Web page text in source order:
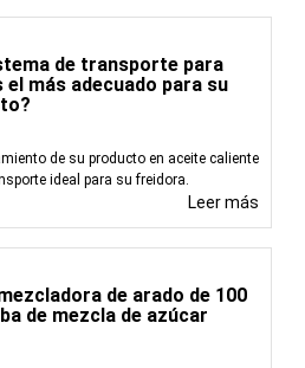
de transporte para
más adecuado para su
de su producto en aceite caliente
ideal para su freidora.
Leer más
de arado de 100
de mezcla de azúcar